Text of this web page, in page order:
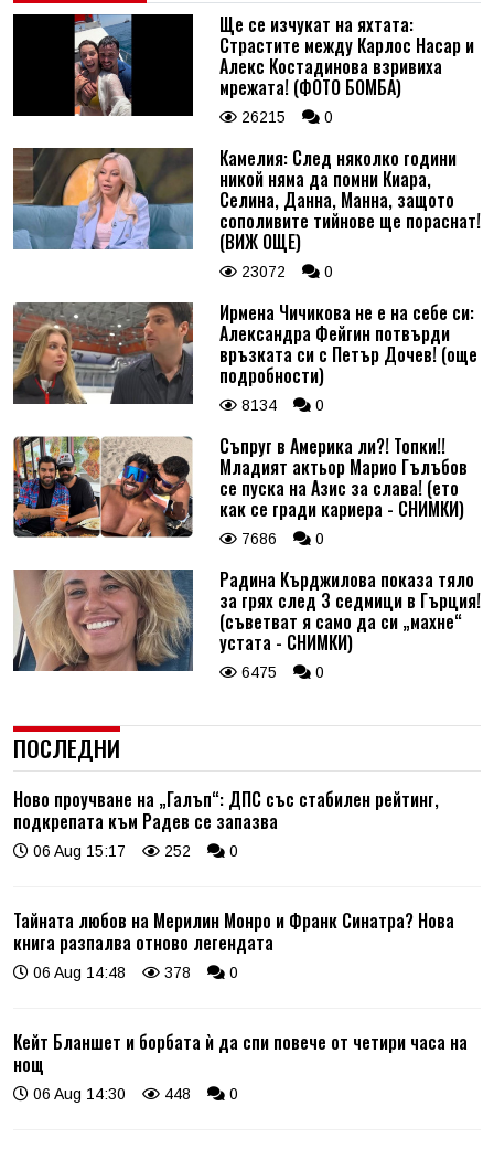
Коментар*
Ще се изчукат на яхтата:
Страстите между Карлос Насар и
Алекс Костадинова взривиха
мрежата! (ФОТО БОМБА)
26215 0
Камелия: След няколко години
никой няма да помни Киара,
Селина, Данна, Манна, защото
сополивите тийнове ще пораснат!
(ВИЖ ОЩЕ)
23072 0
Ирмена Чичикова не е на себе си:
Александра Фейгин потвърди
връзката си с Петър Дочев! (още
подробности)
8134 0
Съпруг в Америка ли?! Топки!!
Младият актьор Марио Гълъбов
се пуска на Азис за слава! (ето
как се гради кариера - СНИМКИ)
7686 0
Радина Кърджилова показа тяло
за грях след 3 седмици в Гърция!
(съветват я само да си „махне“
устата - СНИМКИ)
6475 0
ПОСЛЕДНИ
Ново проучване на „Галъп“: ДПС със стабилен рейтинг,
подкрепата към Радев се запазва
06 Aug 15:17 252 0
Тайната любов на Мерилин Монро и Франк Синатра? Нова
книга разпалва отново легендата
06 Aug 14:48 378 0
Кейт Бланшет и борбата ѝ да спи повече от четири часа на
нощ
06 Aug 14:30 448 0